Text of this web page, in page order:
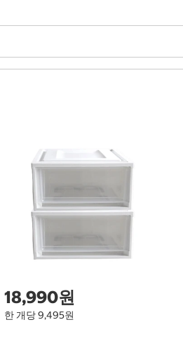
18,990원
한 개당 9,495원